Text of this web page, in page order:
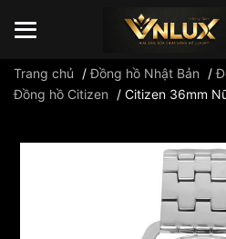
Trang chủ /Đồng hồ Nhật Bản /
Đồng hồ Citizen
/ Citizen 36mm